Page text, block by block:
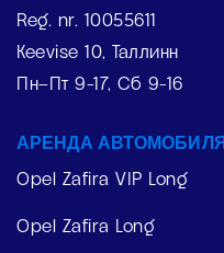
Reg. nr. 10055611
Keevise 10, Таллинн
Пн–Пт 9-17, Сб 9-16
АРЕНДА АВТОМОБИЛЯ
Opel Zafira VIP Long
Opel Zafira Long